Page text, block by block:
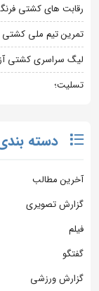
رقابت های کشتی
تمرین تیم ملی کشتی
لیگ سراسری کشتی
تسلیت؛
دسته
آخرین مطالب
گزارش تصویری
فیلم
گفتگو
گزارش ورزشی